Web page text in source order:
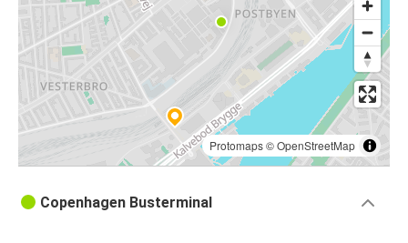
Protomaps©OpenStreetMap
Copenhagen Busterminal